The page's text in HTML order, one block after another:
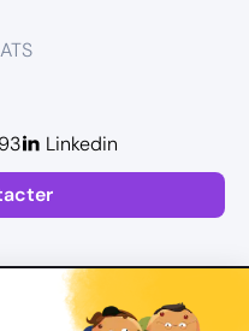
Linkedin